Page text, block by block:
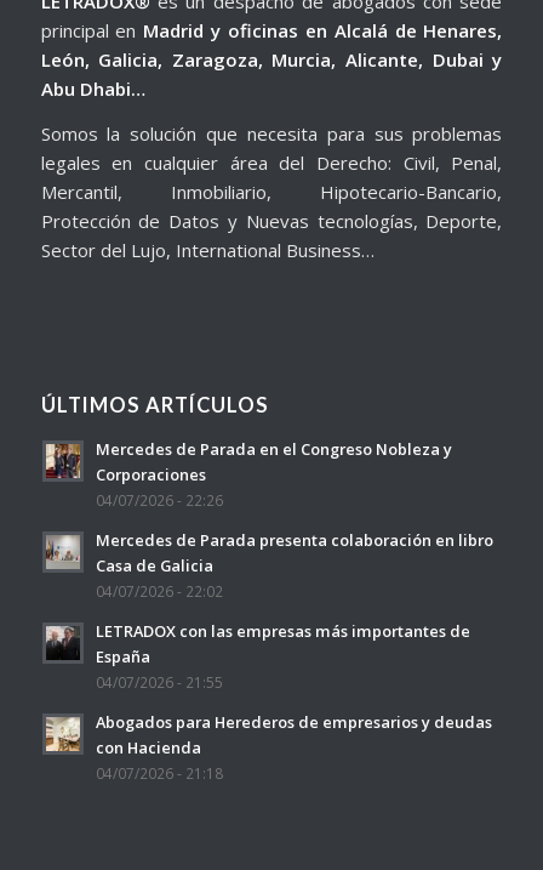
principal en Madrid y oficinas en Alcalá de Henares,
León, Galicia, Zaragoza, Murcia, Alicante, Dubai y
Abu Dhabi…
Somos la solución que necesita para sus problemas
legales en cualquier área del Derecho: Civil, Penal,
Mercantil, Inmobiliario, Hipotecario-Bancario,
Protección de Datos y Nuevas tecnologías, Deporte,
Sector del Lujo, International Business…
ÚLTIMOS ARTÍCULOS
Mercedes de Parada en el Congreso Nobleza y
Corporaciones
04/07/2026 - 22:26
Mercedes de Parada presenta colaboración en libro
Casa de Galicia
04/07/2026 - 22:02
LETRADOX con las empresas más importantes de
España
04/07/2026 - 21:55
Abogados para Herederos de empresarios y deudas
con Hacienda
04/07/2026 - 21:18